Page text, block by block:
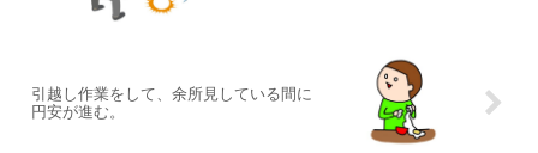
引越し作業をして、余所見している間に
円安が進む。